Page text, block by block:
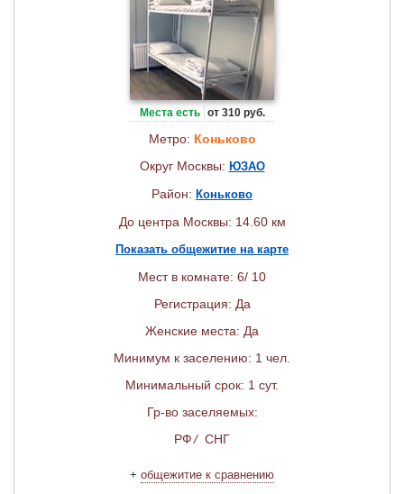
Места есть от 310 руб.
Метро: Коньково
Округ Москвы: ЮЗАО
Район: Коньково
До центра Москвы: 14.60 км
Показать общежитие на карте
Мест в комнате: 6/ 10
Регистрация: Да
Женские места: Да
Минимум к заселению: 1 чел.
Минимальный срок: 1 сут.
Гр-во заселяемых:
РФ/ СНГ
+ общежитие к сравнению